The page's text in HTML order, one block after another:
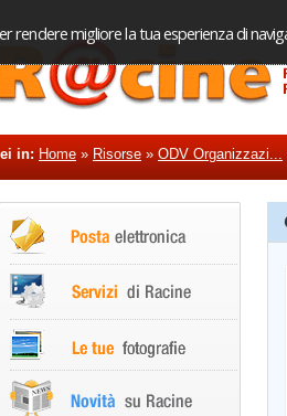
rendere migliore la tua esperienza di
in: Home » Risorse » ODV Organizzazi...